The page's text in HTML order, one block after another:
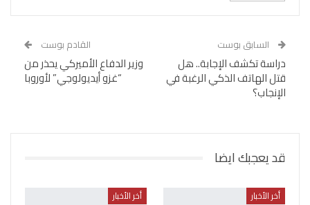
السابق بوست
دراسة تكشف الإجابة.. هل
قتل الهاتف الذكي الرغبة في
الإنجاب؟
القادم بوست
وزير الدفاع الأميركي يحذر من
“غزو أيديولوجي” لأوروبا
قد يعجبك ايضا
أخر الأخبار أخر الأخبار